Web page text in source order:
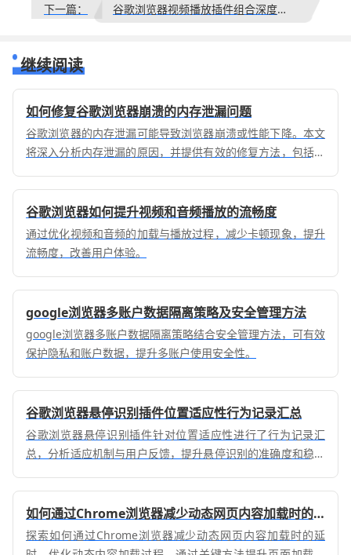
下一篇： 谷歌浏览器视频播放插件组合深度使用指南
继续阅读
如何修复谷歌浏览器崩溃的内存泄漏问题
谷歌浏览器的内存泄漏可能导致浏览器崩溃或性能下降。本文
将深入分析内存泄漏的原因，并提供有效的修复方法，包括清
用户提升浏览器稳定性。
谷歌浏览器如何提升视频和音频播放的流畅度
通过优化视频和音频的加载与播放过程，减少卡顿现象，提升
流畅度，改善用户体验。
google浏览器多账户数据隔离策略及安全管理方法
google浏览器多账户数据隔离策略结合安全管理方法，可有效
保护隐私和账户数据，提升多账户使用安全性。
谷歌浏览器悬停识别插件位置适应性行为记录汇总
谷歌浏览器悬停识别插件针对位置适应性进行了行为记录汇
总，分析适应机制与用户反馈，提升悬停识别的准确度和稳定
如何通过Chrome浏览器减少动态网页内容加载时的延时
探索如何通过Chrome浏览器减少动态网页内容加载时的延